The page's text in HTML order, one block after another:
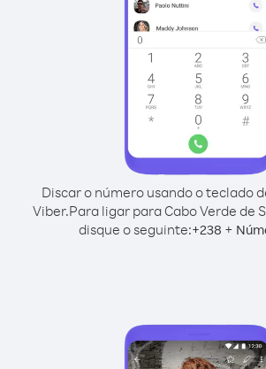
Discar o número usando o teclado
Viber.Para ligar para Cabo Verde de
disque o seguinte:+238 +